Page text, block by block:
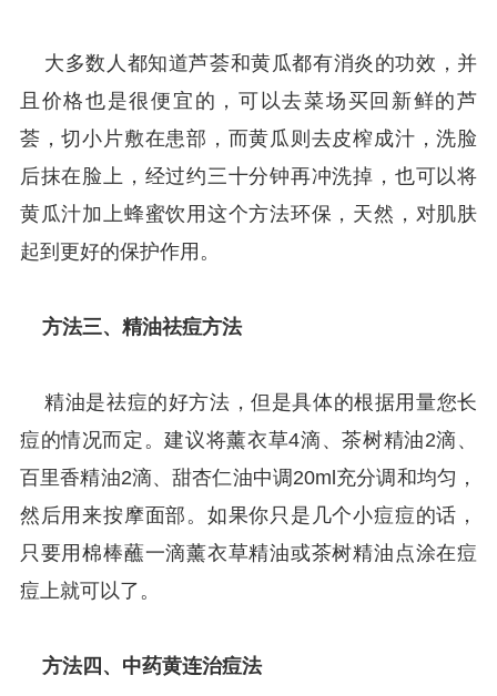
大多数人都知道芦荟和黄瓜都有消炎的功效，并
且价格也是很便宜的，可以去菜场买回新鲜的芦
荟，切小片敷在患部，而黄瓜则去皮榨成汁，洗脸
后抹在脸上，经过约三十分钟再冲洗掉，也可以将
黄瓜汁加上蜂蜜饮用这个方法环保，天然，对肌肤
起到更好的保护作用。
方法三、精油祛痘方法
精油是祛痘的好方法，但是具体的根据用量您长
痘的情况而定。建议将薰衣草4滴、茶树精油2滴、
百里香精油2滴、甜杏仁油中调20ml充分调和均匀，
然后用来按摩面部。如果你只是几个小痘痘的话，
只要用棉棒蘸一滴薰衣草精油或茶树精油点涂在痘
痘上就可以了。
方法四、中药黄连治痘法